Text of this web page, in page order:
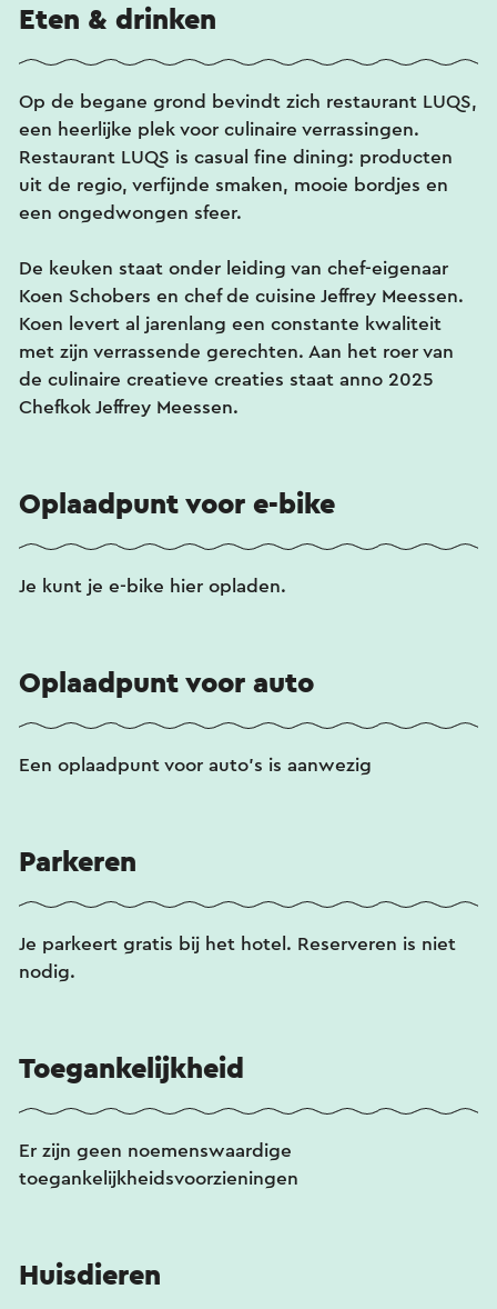
Eten & drinken
Op de begane grond bevindt zich restaurant LUQS,
een heerlijke plek voor culinaire verrassingen.
Restaurant LUQS is casual fine dining: producten
uit de regio, verfijnde smaken, mooie bordjes en
een ongedwongen sfeer.
De keuken staat onder leiding van chef-eigenaar
Koen Schobers en chef de cuisine Jeffrey Meessen.
Koen levert al jarenlang een constante kwaliteit
met zijn verrassende gerechten. Aan het roer van
de culinaire creatieve creaties staat anno 2025
Chefkok Jeffrey Meessen.
Oplaadpunt voor e-bike
Je kunt je e-bike hier opladen.
Oplaadpunt voor auto
Een oplaadpunt voor auto's is aanwezig
Parkeren
Je parkeert gratis bij het hotel. Reserveren is niet
nodig.
Toegankelijkheid
Er zijn geen noemenswaardige
toegankelijkheidsvoorzieningen
Huisdieren